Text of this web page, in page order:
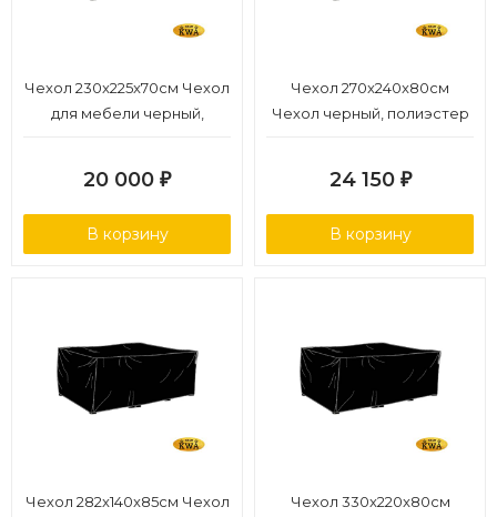
Чехол 230x225x70см Чехол
для мебели черный,
20 000 ₽
В корзину
Чехол 270x240x80см
Чехол черный, полиэстер
24 150 ₽
В корзину
Чехол 282x140x85см Чехол
Чехол 330x220x80см